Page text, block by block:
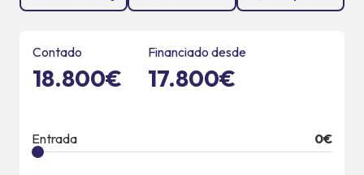
Contado
18.800€
Financiado desde
17.800€
Entrada 0€